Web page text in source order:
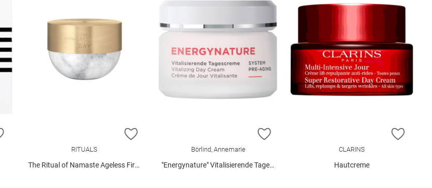
ZUR WUNSCHLISTE HINZUFÜGEN ZUR WUNSCHLISTE HINZUFÜGEN
RITUALS
The Ritual of Namaste Ageless Firming Day Cream
Börlind, Annemarie
"Energynature" Vitalisierende Tagescreme 50 ml
ZUR
CLARINS
Hautcreme